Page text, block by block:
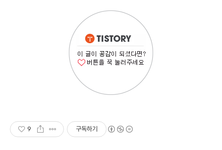
9 구독하기